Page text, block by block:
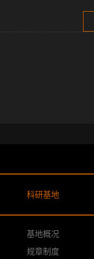
科研基地
基地概况
规章制度